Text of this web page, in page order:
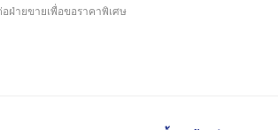
ฝ่ายขายเพื่อขอราคาพิเศษ